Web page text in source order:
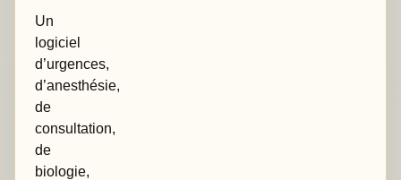
Un
logiciel
d’urgences,
d’anesthésie,
de
consultation,
de
biologie,